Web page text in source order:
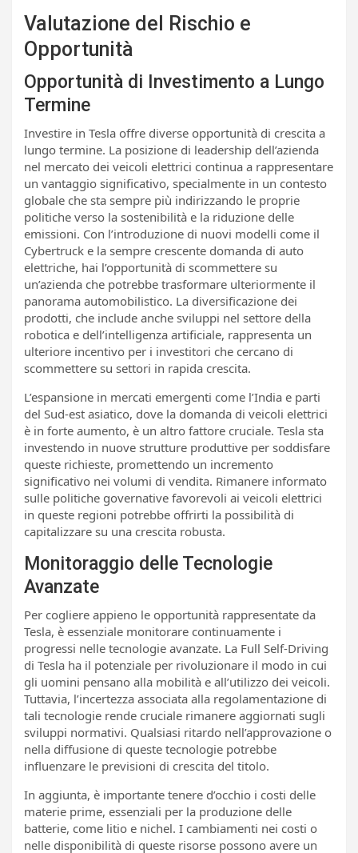
Valutazione del Rischio e
Opportunità
Opportunità di Investimento a Lungo
Termine
Investire in Tesla offre diverse opportunità di crescita a
lungo termine. La posizione di leadership dell’azienda
nel mercato dei veicoli elettrici continua a rappresentare
un vantaggio significativo, specialmente in un contesto
globale che sta sempre più indirizzando le proprie
politiche verso la sostenibilità e la riduzione delle
emissioni. Con l’introduzione di nuovi modelli come il
Cybertruck e la sempre crescente domanda di auto
elettriche, hai l’opportunità di scommettere su
un’azienda che potrebbe trasformare ulteriormente il
panorama automobilistico. La diversificazione dei
prodotti, che include anche sviluppi nel settore della
robotica e dell’intelligenza artificiale, rappresenta un
ulteriore incentivo per i investitori che cercano di
scommettere su settori in rapida crescita.
L’espansione in mercati emergenti come l’India e parti
del Sud-est asiatico, dove la domanda di veicoli elettrici
è in forte aumento, è un altro fattore cruciale. Tesla sta
investendo in nuove strutture produttive per soddisfare
queste richieste, promettendo un incremento
significativo nei volumi di vendita. Rimanere informato
sulle politiche governative favorevoli ai veicoli elettrici
in queste regioni potrebbe offrirti la possibilità di
capitalizzare su una crescita robusta.
Monitoraggio delle Tecnologie
Avanzate
Per cogliere appieno le opportunità rappresentate da
Tesla, è essenziale monitorare continuamente i
progressi nelle tecnologie avanzate. La Full Self-Driving
di Tesla ha il potenziale per rivoluzionare il modo in cui
gli uomini pensano alla mobilità e all’utilizzo dei veicoli.
Tuttavia, l’incertezza associata alla regolamentazione di
tali tecnologie rende cruciale rimanere aggiornati sugli
sviluppi normativi. Qualsiasi ritardo nell’approvazione o
nella diffusione di queste tecnologie potrebbe
influenzare le previsioni di crescita del titolo.
In aggiunta, è importante tenere d’occhio i costi delle
materie prime, essenziali per la produzione delle
batterie, come litio e nichel. I cambiamenti nei costi o
nelle disponibilità di queste risorse possono avere un